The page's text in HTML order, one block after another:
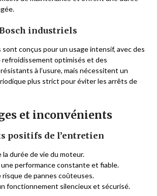
industriels
conçus pour un usage intensif, avec des
refroidissement optimisés et des
à l’usure, mais nécessitent un
plus strict pour éviter les arrêts de
et inconvénients
positifs de l’entretien
la durée de vie du moteur.
performance constante et fiable.
risque de pannes coûteuses.
fonctionnement silencieux et sécurisé.